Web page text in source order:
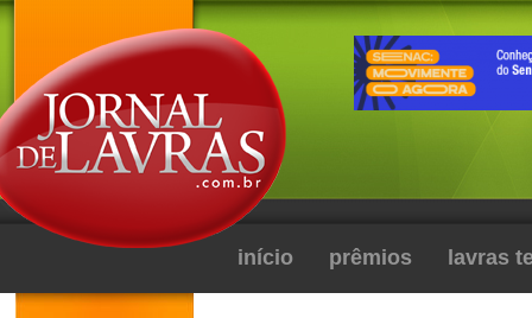
início prêmios lavras